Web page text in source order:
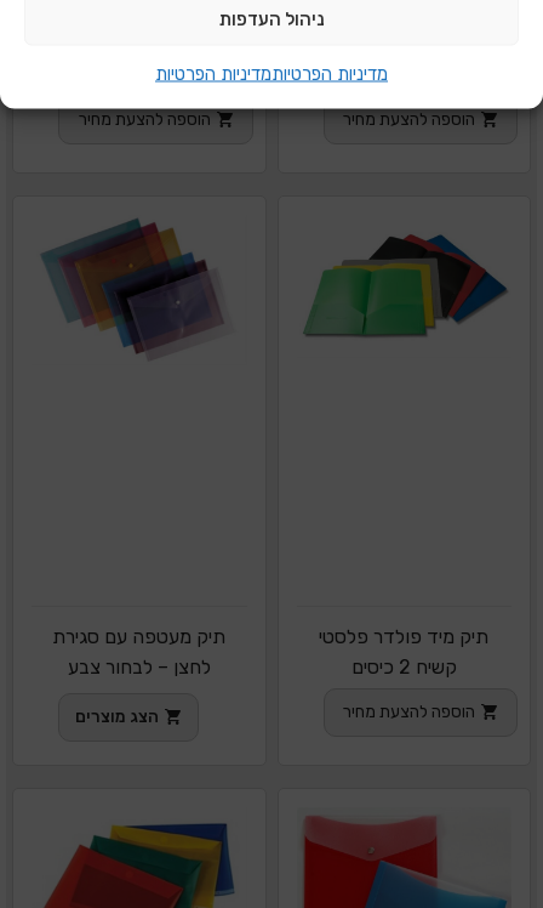
ניהול העדפות
מדיניות הפרטיותמדיניות הפרטיות
הוספה להצעת מחיר הוספה להצעת מחיר
תיק מיד פולדר פלסטי
קשיח 2 כיסים
הוספה להצעת מחיר
תיק מעטפה עם סגירת
לחצן – לבחור צבע
הצג מוצרים